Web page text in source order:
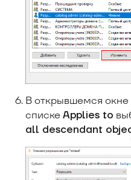
В открывшемся окне
спискеApplies to
all descendant